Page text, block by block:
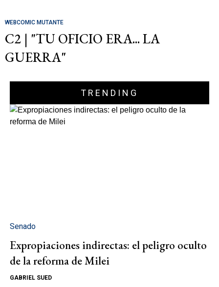
WEBCOMIC MUTANTE
C2 | "TU OFICIO ERA... LA
GUERRA"
TRENDING
Senado
Expropiaciones indirectas: el peligro oculto
de la reforma de Milei
GABRIEL SUED